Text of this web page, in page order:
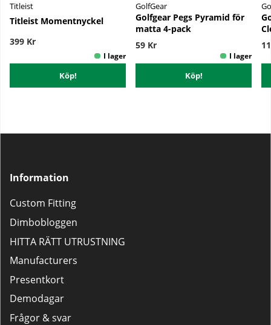
Titleist
Titleist Momentnyckel
399 Kr
Köp!
GolfGear
Golfgear Pegs Pyramid för
matta 4-pack
59 Kr
Köp!
Information
Custom Fitting
Dimbobloggen
HITTA RÄTT UTRUSTNING
Manufacturers
Presentkort
Demodagar
Frågor & svar